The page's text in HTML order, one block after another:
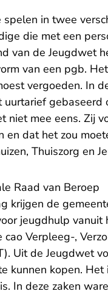
in twee
die met een
van de Jeugdwet
van een pgb.
vergoeden. In
gebaseerd
niet mee eens. Zij
en dat het zou
Thuiszorg en
Raad van Beroep
krijgen de
jeugdhulp
Verpleeg-,
Uit de Jeugdwet
kunnen kopen.
In deze zaken